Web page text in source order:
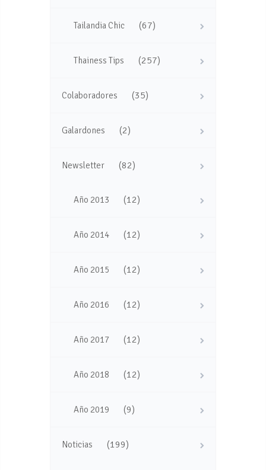
Tailandia Chic (67)
Thainess Tips (257)
Colaboradores (35)
Galardones (2)
Newsletter (82)
Año 2013 (12)
Año 2014 (12)
Año 2015 (12)
Año 2016 (12)
Año 2017 (12)
Año 2018 (12)
Año 2019 (9)
Noticias (199)